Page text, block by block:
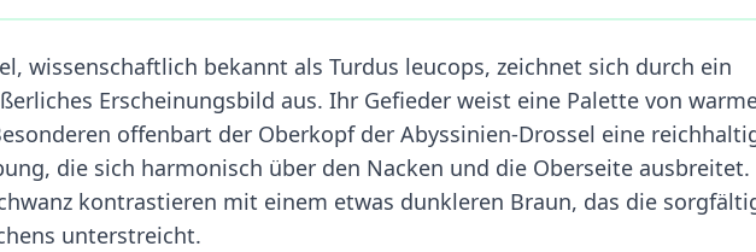
wissenschaftlich bekannt als Turdus leucops, zeichnet sich durch ein
Erscheinungsbild aus. Ihr Gefieder weist eine Palette von
offenbart der Oberkopf der Abyssinien-Drossel eine
die sich harmonisch über den Nacken und die Oberseite ausbreitet.
kontrastieren mit einem etwas dunkleren Braun, das die
unterstreicht.